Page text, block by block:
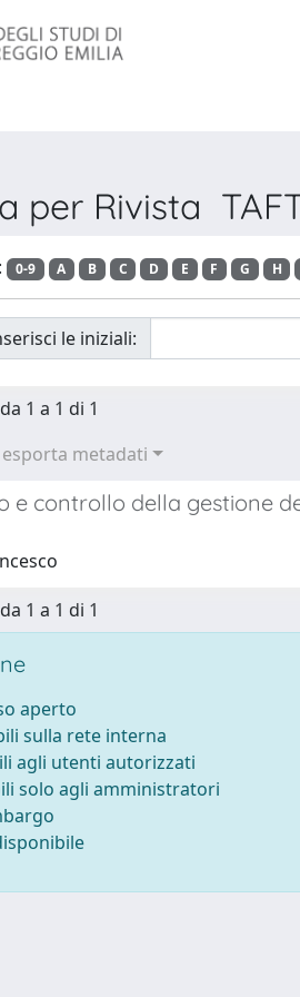
per Rivista
0-9 A B C D E F G H
le iniziali:
1 a 1 di 1
esporta metadati
e controllo della gestione
1 a 1 di 1
aperto
sulla rete interna
agli utenti autorizzati
solo agli amministratori